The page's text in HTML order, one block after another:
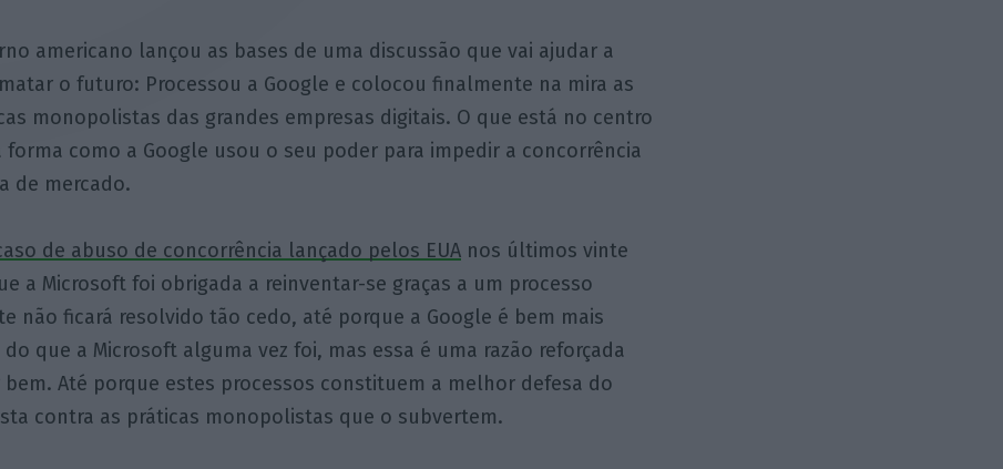
americano lançou as bases de uma discussão que vai ajudar a
o futuro: Processou a Google e colocou finalmente na mira as
monopolistas das grandes empresas digitais. O que está no centro
forma como a Google usou o seu poder para impedir a concorrência
de mercado.
de abuso de concorrência lançado pelos EUA nos últimos vinte
a Microsoft foi obrigada a reinventar-se graças a um processo
não ficará resolvido tão cedo, até porque a Google é bem mais
que a Microsoft alguma vez foi, mas essa é uma razão reforçada
bem. Até porque estes processos constituem a melhor defesa do
contra as práticas monopolistas que o subvertem.